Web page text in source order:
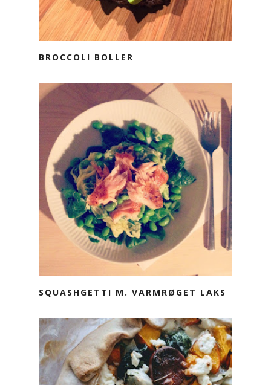
BROCCOLI BOLLER
SQUASHGETTI M. VARMRØGET LAKS